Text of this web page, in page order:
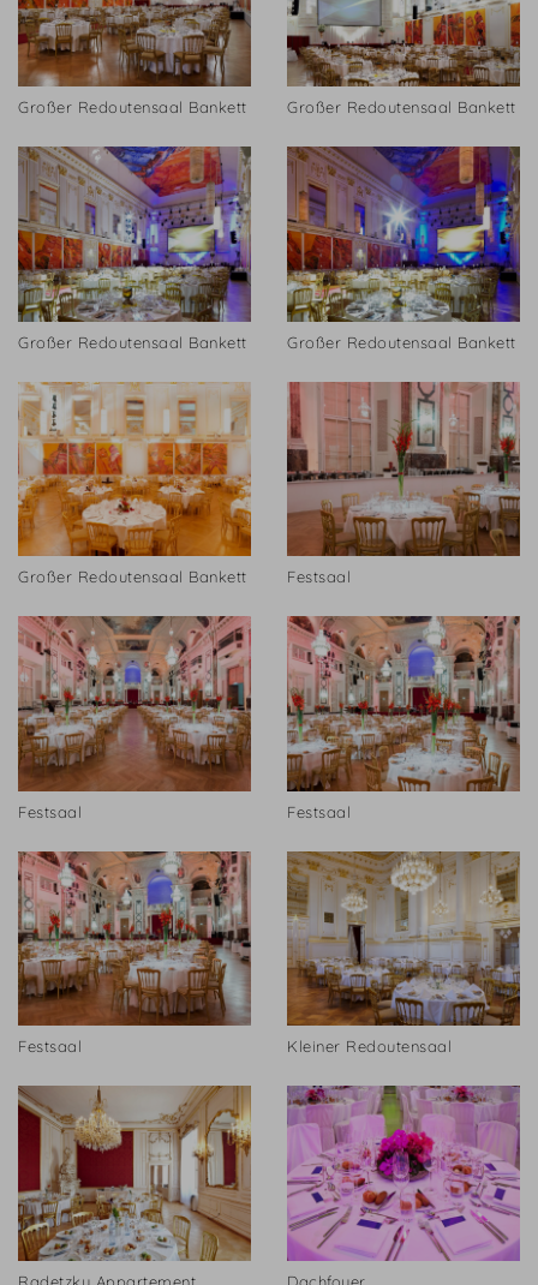
Großer Redoutensaal Bankett Großer Redoutensaal Bankett
Großer Redoutensaal Bankett Großer Redoutensaal Bankett
Großer Redoutensaal Bankett Festsaal
Festsaal Festsaal
Festsaal Kleiner Redoutensaal
Radetzky Appartement Dachfoyer